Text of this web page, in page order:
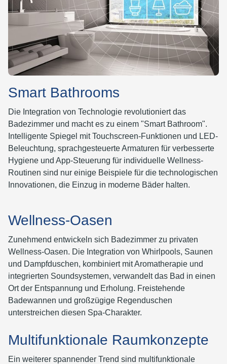
Smart Bathrooms
Die Integration von Technologie revolutioniert das
Badezimmer und macht es zu einem "Smart Bathroom".
Intelligente Spiegel mit Touchscreen-Funktionen und LED-
Beleuchtung, sprachgesteuerte Armaturen für verbesserte
Hygiene und App-Steuerung für individuelle Wellness-
Routinen sind nur einige Beispiele für die technologischen
Innovationen, die Einzug in moderne Bäder halten.
Wellness-Oasen
Zunehmend entwickeln sich Badezimmer zu privaten
Wellness-Oasen. Die Integration von Whirlpools, Saunen
und Dampfduschen, kombiniert mit Aromatherapie und
integrierten Soundsystemen, verwandelt das Bad in einen
Ort der Entspannung und Erholung. Freistehende
Badewannen und großzügige Regenduschen
unterstreichen diesen Spa-Charakter.
Multifunktionale Raumkonzepte
Ein weiterer spannender Trend sind multifunktionale